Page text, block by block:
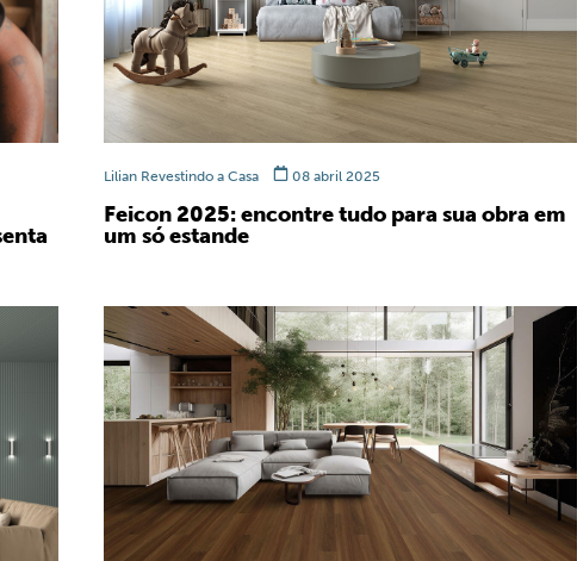
Lilian Revestindo a Casa 08 abril 2025
Feicon 2025: encontre tudo para sua obra em
um só estande